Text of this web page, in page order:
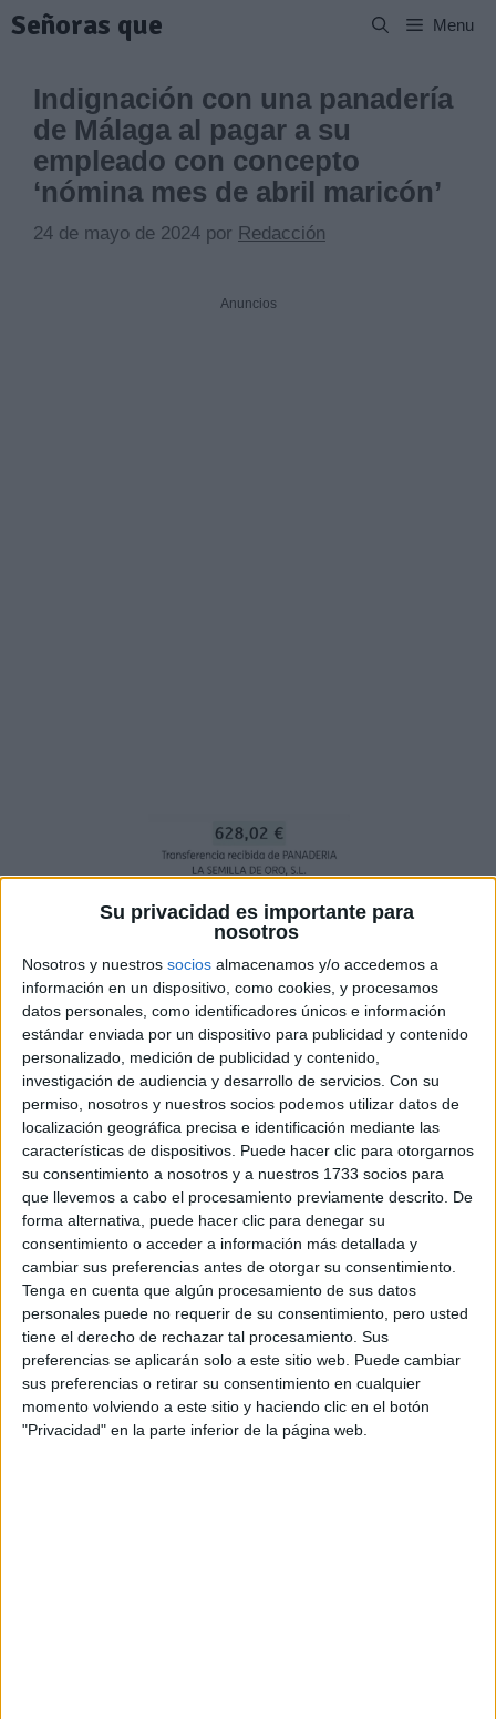
Su privacidad es importante para
nosotros
Nosotros y nuestros socios almacenamos y/o accedemos a
información en un dispositivo, como cookies, y procesamos
datos personales, como identificadores únicos e información
estándar enviada por un dispositivo para publicidad y contenido
personalizado, medición de publicidad y contenido,
investigación de audiencia y desarrollo de servicios. Con su
permiso, nosotros y nuestros socios podemos utilizar datos de
localización geográfica precisa e identificación mediante las
características de dispositivos. Puede hacer clic para otorgarnos
su consentimiento a nosotros y a nuestros 1733 socios para
que llevemos a cabo el procesamiento previamente descrito. De
forma alternativa, puede hacer clic para denegar su
consentimiento o acceder a información más detallada y
cambiar sus preferencias antes de otorgar su consentimiento.
Tenga en cuenta que algún procesamiento de sus datos
personales puede no requerir de su consentimiento, pero usted
tiene el derecho de rechazar tal procesamiento. Sus
preferencias se aplicarán solo a este sitio web. Puede cambiar
sus preferencias o retirar su consentimiento en cualquier
momento volviendo a este sitio y haciendo clic en el botón
"Privacidad" en la parte inferior de la página web.
Saltar
alSeñoras que Menu
Indignación con una panadería
de Málaga al pagar a su
empleado con concepto
‘nómina mes de abril maricón’
24 de mayo de 2024 por Redacción
Anuncios
Denuncia por Homofobia en
Panadería de Málaga
La panadería ‘La Semilla de Oro’, ubicada en Coín,
Málaga, se enfrenta a una denuncia tras un
incidente de homofobia. Un empleado recibió su
salario con una descripción ofensiva en el recibo de
pago, que decía: “nómina mes de abril maricón”. El
suceso tuvo lugar el miércoles 22 de mayo y ha
provocado una reacción inmediata del sindicato
CGT.
Reacción del Sindicato ante el
Prejuicio